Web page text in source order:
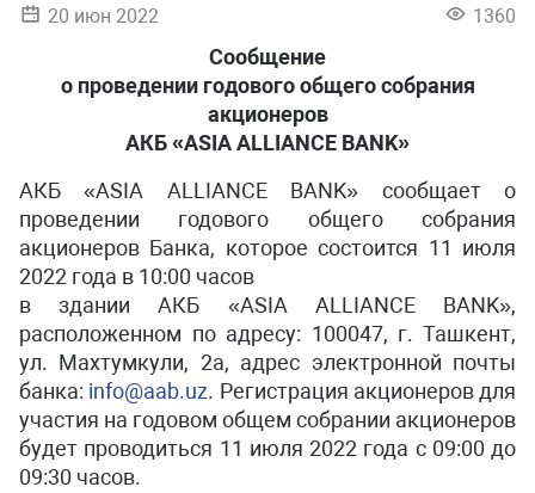
20 июн 2022 1360
Сообщение
о проведении годового общего собрания
акционеров
АКБ «ASIA ALLIANCE BANK»
АКБ «ASIA ALLIANCE BANK» сообщает о
проведении годового общего собрания
акционеров Банка, которое состоится 11 июля
2022 года в 10:00 часов
в здании АКБ «ASIA ALLIANCE BANK»,
расположенном по адресу: 100047, г. Ташкент,
ул. Махтумкули, 2а, адрес электронной почты
банка: info@aab.uz. Регистрация акционеров для
участия на годовом общем собрании акционеров
будет проводиться 11 июля 2022 года с 09:00 до
09:30 часов.